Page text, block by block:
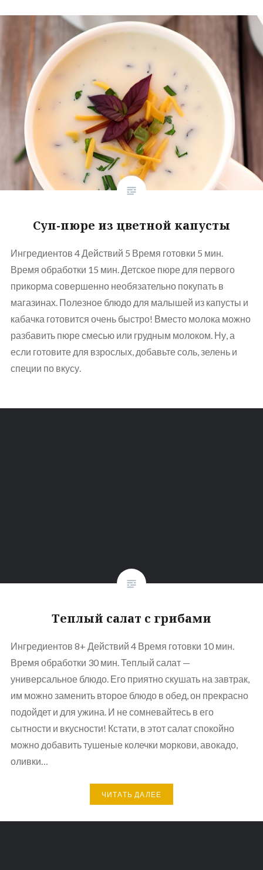
Суп-пюре из цветной капусты
Ингредиентов 4 Действий 5 Время готовки 5 мин.
Время обработки 15 мин. Детское пюре для первого
прикорма совершенно необязательно покупать в
магазинах. Полезное блюдо для малышей из капусты и
кабачка готовится очень быстро! Вместо молока можно
разбавить пюре смесью или грудным молоком. Ну, а
если готовите для взрослых, добавьте соль, зелень и
специи по вкусу.
Теплый салат с грибами
Ингредиентов 8+ Действий 4 Время готовки 10 мин.
Время обработки 30 мин. Теплый салат —
универсальное блюдо. Его приятно скушать на завтрак,
им можно заменить второе блюдо в обед, он прекрасно
подойдет и для ужина. И не сомневайтесь в его
сытности и вкусности! Кстати, в этот салат спокойно
можно добавить тушеные колечки моркови, авокадо,
оливки…
ЧИТАТЬ ДАЛЕЕ